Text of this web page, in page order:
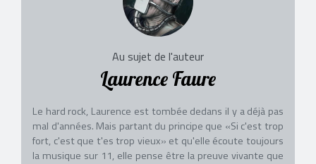
Au sujet de l'auteur
Laurence Faure
Le hard rock, Laurence est tombée dedans il y a déjà pas
mal d'années. Mais partant du principe que «Si c'est trop
fort, c'est que t'es trop vieux» et qu'elle écoute toujours
la musique sur 11, elle pense être la preuve vivante que